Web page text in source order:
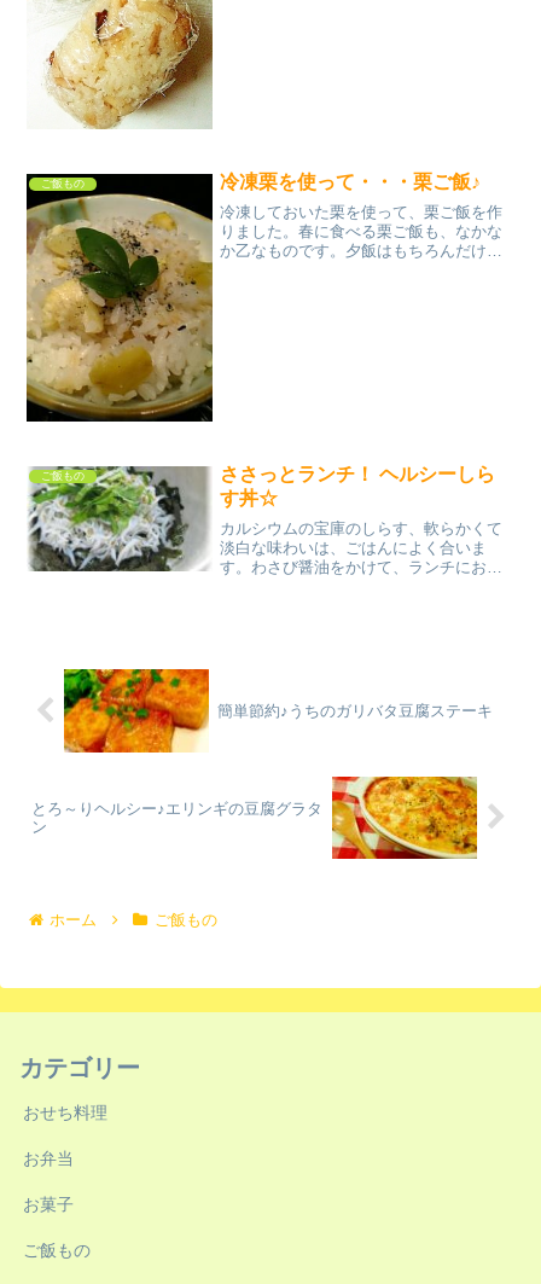
ご飯もの 冷凍栗を使って・・・栗ご飯♪
冷凍しておいた栗を使って、栗ご飯を作
りました。春に食べる栗ご飯も、なかな
か乙なものです。夕飯はもちろんだけ
ご飯もの
ささっとランチ！ ヘルシーしら
す丼☆
カルシウムの宝庫のしらす、軟らかくて
淡白な味わいは、ごはんによく合いま
す。わさび醤油をかけて、ランチにお手
簡単節約♪うちのガリバタ豆腐ステーキ
とろ～りヘルシー♪エリンギの豆腐グラタ
ン
ホーム ご飯もの
カテゴリー
おせち料理
お弁当
お菓子
ご飯もの